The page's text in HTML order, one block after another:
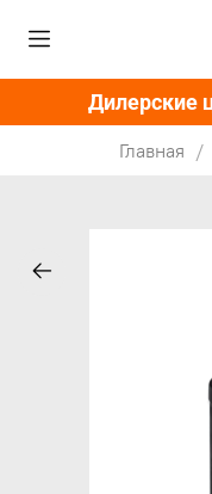
Дилерские
Главная